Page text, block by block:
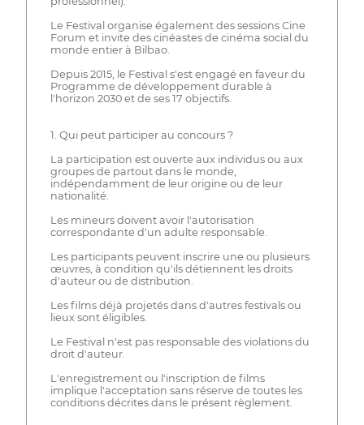
Le Festival organise également des sessions Cine
Forum et invite des cinéastes de cinéma social du
monde entier à Bilbao.
Depuis 2015, le Festival s'est engagé en faveur du
Programme de développement durable à
l'horizon 2030 et de ses 17 objectifs.
1. Qui peut participer au concours ?
La participation est ouverte aux individus ou aux
groupes de partout dans le monde,
indépendamment de leur origine ou de leur
nationalité.
Les mineurs doivent avoir l'autorisation
correspondante d'un adulte responsable.
Les participants peuvent inscrire une ou plusieurs
œuvres, à condition qu'ils détiennent les droits
d'auteur ou de distribution.
Les films déjà projetés dans d'autres festivals ou
lieux sont éligibles.
Le Festival n'est pas responsable des violations du
droit d'auteur.
L'enregistrement ou l'inscription de films
implique l'acceptation sans réserve de toutes les
conditions décrites dans le présent règlement.